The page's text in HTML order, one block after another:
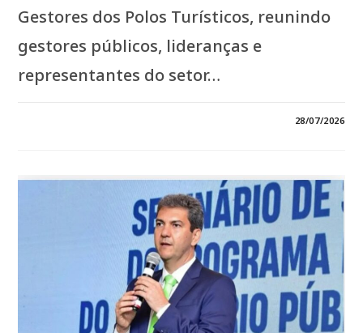
Gestores dos Polos Turísticos, reunindo
gestores públicos, lideranças e
representantes do setor…
TURISMO
E
COLOCA
A
BAIXADA
MARANHENSE
NO
CENTRO
DOS
DEBATES
SOBRE
DESENVOLVIMENTO*
*COM
APOIO
28/07/2026